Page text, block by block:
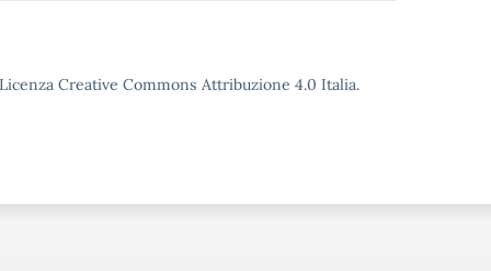
Creative Commons Attribuzione 4.0 Italia.